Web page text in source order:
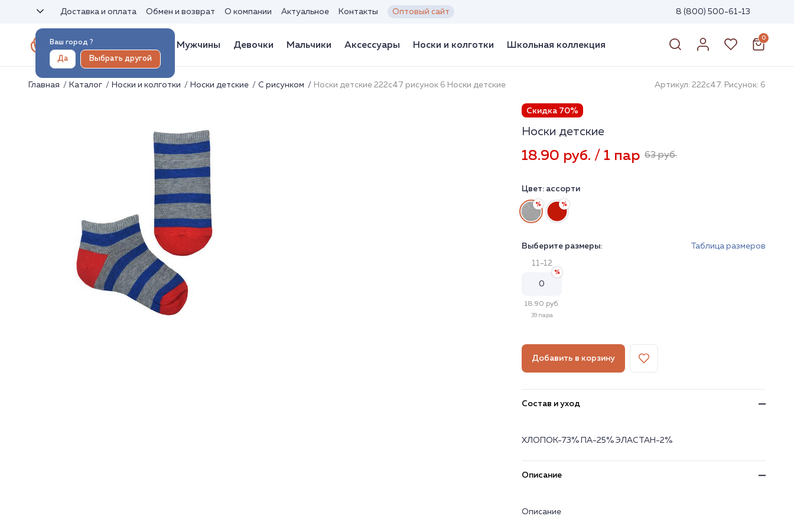
Ваш город ?
Да Выбрать другой
Доставка и оплата Обмен и возврат О компании Актуальное Контакты Оптовый сайт 8 (800) 500-61-13
Мужчины Девочки Мальчики Аксессуары Носки и колготки Школьная коллекция
0
Главная Каталог Носки и колготки Носки детские С рисунком Носки детские 222с47 рисунок 6 Носки детские Артикул: 222с47. Рисунок: 6
Скидка 70%
Носки детские
18.90 руб. / 1 пар 63 руб.
Цвет: ассорти
Выберите размеры: Таблица размеров
11-12
18.90 руб.
39 пара
Добавить в корзину
Состав и уход
ХЛОПОК-73% ПА-25% ЭЛАСТАН-2%
Описание
Описание